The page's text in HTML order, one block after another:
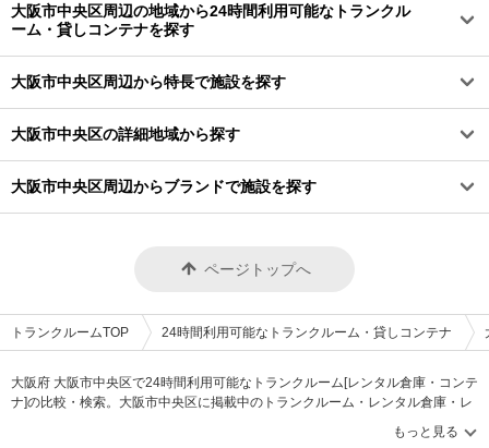
大阪市中央区周辺の地域から24時間利用可能なトランクル
ーム・貸しコンテナを探す
大阪市中央区周辺から特長で施設を探す
大阪市中央区の詳細地域から探す
大阪市中央区周辺からブランドで施設を探す
ページトップへ
トランクルームTOP 24時間利用可能なトランクルーム・貸しコンテナ
大阪府 大阪市中央区で24時間利用可能なトランクルーム[レンタル倉庫・コンテ
ナ]の比較・検索。大阪市中央区に掲載中のトランクルーム・レンタル倉庫・レ
ンタルコンテナなどの収納スペースを、借りたい地域から探して、広さ・料金
[賃料]・セキュリティ・空調完備・24時間出し入れ可能などの希望条件で絞込